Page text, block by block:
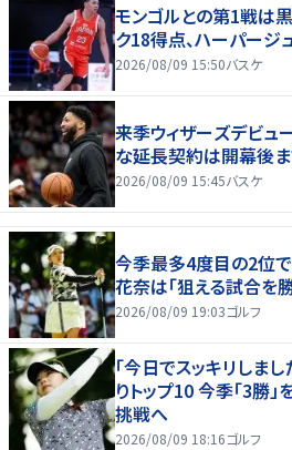
モンゴルとの第1戦は
ク18得点、ハーパー
2026/08/09 15:50バスケ
来季ウィザーズデビ
な延長契約は開幕後ま
2026/08/09 15:45バスケ
今季最多4度目の2位
花奈は「狙える試合を
2026/08/09 19:03ゴルフ
「今日でスッキリしま
りトップ10 今季「3勝
挑戦へ
2026/08/09 18:16ゴルフ